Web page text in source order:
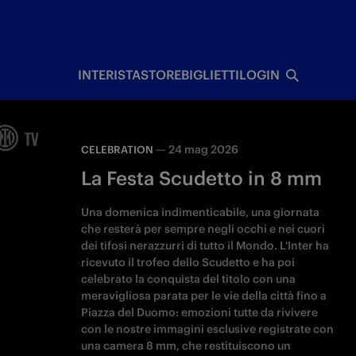
INTERISTASTOREBIGLIETTILOGIN
CELEBRATION —24 mag 2026
La Festa Scudetto in 8 mm
Una domenica indimenticabile, una giornata
che resterà per sempre negli occhi e nei cuori
dei tifosi nerazzurri di tutto il Mondo. L'Inter ha
ricevuto il trofeo dello Scudetto e ha poi
celebrato la conquista del titolo con una
meravigliosa parata per le vie della città fino a
Piazza del Duomo: emozioni tutte da rivivere
con le nostre immagini esclusive registrate con
una camera 8 mm, che restituiscono un